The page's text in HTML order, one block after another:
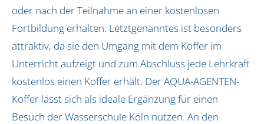
Köln, Pulheim und Frechen
Naturpark Dahme-Heideseen
Oldenburg und Ostfriesland
Rhein-Taunus
Schleswig-Holstein
Siegburg
Südholstein
oder nach der Teilnahme an einer kostenlosen
Fortbildung erhalten. Letztgenanntes ist besonders
attraktiv, da sie den Umgang mit dem Koffer im
Unterricht aufzeigt und zum Abschluss jede Lehrkraft
kostenlos einen Koffer erhält. Der AQUA-AGENTEN-
Koffer lässt sich als ideale Ergänzung für einen
Besuch der Wasserschule Köln nutzen. An den